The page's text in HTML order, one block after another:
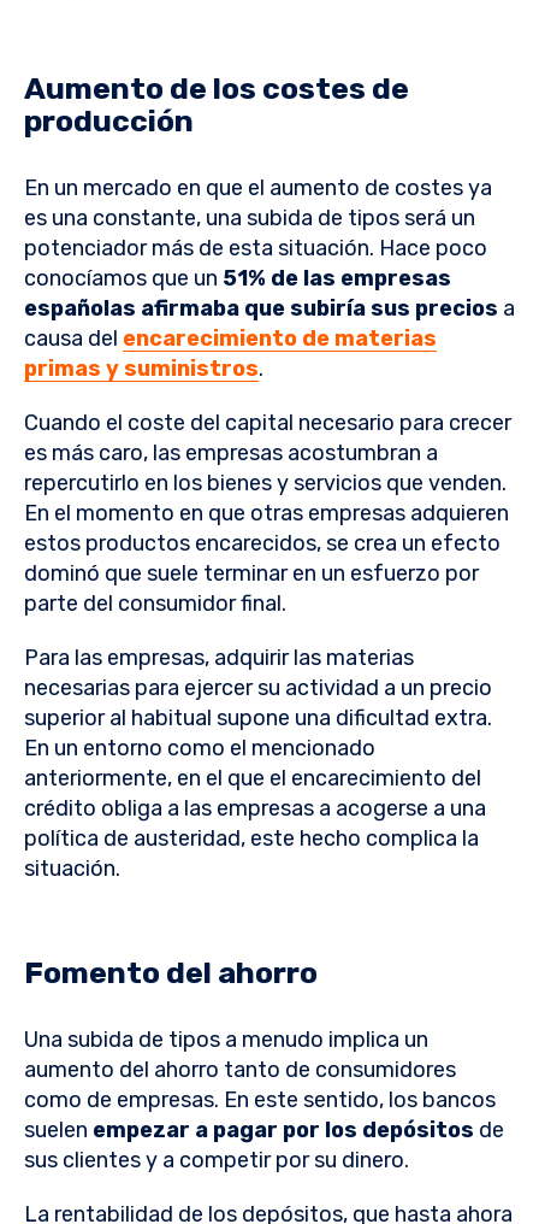
Aumento de los costes de
producción
En un mercado en que el aumento de costes ya
es una constante, una subida de tipos será un
potenciador más de esta situación. Hace poco
conocíamos que un 51% de las empresas
españolas afirmaba quesubiría sus precios a
causa del encarecimiento de materias
primas y suministros.
Cuando el coste del capital necesario para crecer
es más caro, las empresas acostumbran a
repercutirlo en los bienes y servicios que venden.
En el momento en que otras empresas adquieren
estos productos encarecidos, se crea un efecto
dominó que suele terminar en un esfuerzo por
parte del consumidor final.
Para las empresas, adquirir las materias
necesarias para ejercer su actividad a un precio
superior al habitual supone una dificultad extra.
En un entorno como el mencionado
anteriormente, en el que el encarecimiento del
crédito obliga a las empresas a acogerse a una
política de austeridad, este hecho complica la
situación.
Fomento del ahorro
Una subida de tipos a menudo implica un
aumento del ahorro tanto de consumidores
como de empresas. En este sentido, los bancos
suelen empezar a pagar por los depósitos de
sus clientes y a competir por su dinero.
La rentabilidad de los depósitos, que hasta ahora